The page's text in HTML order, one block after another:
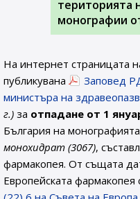
територията
монографии
На интернет страницата
публикувана
Заповед
министъра на
г.) за отпадане от 1
България на
монохидрат (3067),
фармакопея. От същата
Европейската фармакопея